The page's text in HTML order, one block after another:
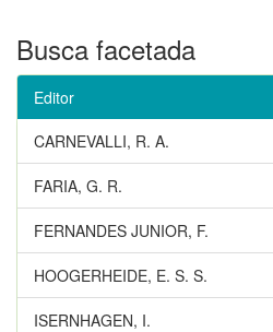
Busca facetada
Editor
CARNEVALLI, R. A.
FARIA, G. R.
FERNANDES JUNIOR, F.
HOOGERHEIDE, E. S. S.
ISERNHAGEN, I.